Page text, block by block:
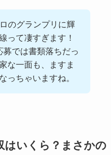
のグランプリに輝
って凄すぎます！
募では書類落ちだっ
な一面も、ますま
っちゃいますね。
はいくら？まさかの